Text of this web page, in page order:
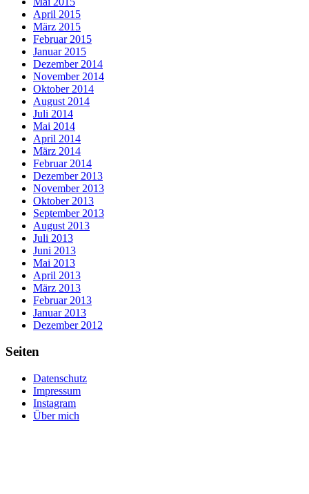
April 2015
März 2015
Februar 2015
Januar 2015
Dezember 2014
November 2014
Oktober 2014
August 2014
Juli 2014
Mai 2014
April 2014
März 2014
Februar 2014
Dezember 2013
November 2013
Oktober 2013
September 2013
August 2013
Juli 2013
Juni 2013
Mai 2013
April 2013
März 2013
Februar 2013
Januar 2013
Dezember 2012
Seiten
Datenschutz
Impressum
Instagram
Über mich